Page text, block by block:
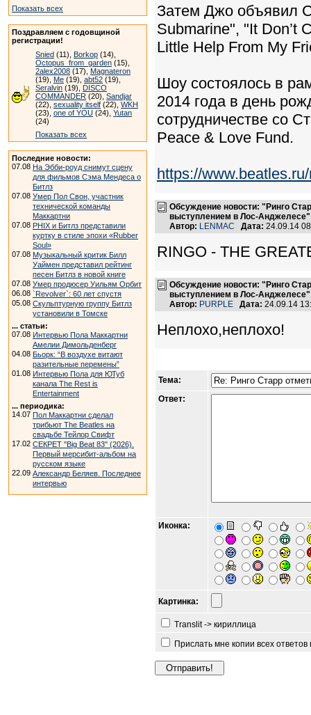
Показать всех
Поздравляем с годовщиной
регистрации!
Snied (11), Borkop (14),
Octopus_from_garden (15),
2alex2008 (17), Magnateron
(19), Me (19), abt52 (19),
Seralvin (19), DISCO
COMMANDER (20), Sandjar
(22), sexuality itself (22), WKH
(23), one of YOU (24), Yutan
(24)
Показать всех
Последние новости:
07.08 На Эбби-роуд снимут сцену
для фильмов Сэма Мендеса о
Битлз
07.08 Умер Пол Свон, участник
технической команды
Маккартни
07.08 PHIX и Битлз представили
куртку в стиле эпохи «Rubber
Soul»
07.08 Музыкальный критик Билл
Уаймен представил рейтинг
песен Битлз в новой книге
07.08 Умер продюсер Уильям Орбит
06.08 `Revolver`: 60 лет спустя
05.08 Скульптурную группу Битлз
установили в Томске
... статьи:
07.08 Интервью Пола Маккартни
Амелии Димольденберг
04.08 Бьорк: “В воздухе витают
разительные перемены”
01.08 Интервью Пола для ЮТуб
канала The Rest is
Entertainment
... периодика:
14.07 Пол Маккартни сделал
трибьют The Beatles на
свадьбе Тейлор Свифт
17.02 СЕКРЕТ "Big Beat 83" (2026).
Первый мерсибит-альбом на
русском языке
22.09 Александр Беляев. Последнее
интервью
Затем Джо объявил
Submarine", "It Don’t
Little Help From My
Шоу состоялось в
2014 года в день
сотрудничестве со
Peace & Love Fund.
https://
Обсуждение новости: "Ринго
выступлением в Лос-Анджелесе"
Автор: LENMAC Дата: 24.09.14
RINGO - THE
Обсуждение новости: "Ринго
выступлением в Лос-Анджелесе"
Автор: PURPLE Дата: 24.09.14
Неплохо,неплохо!
Тема:
Ответ:
Иконка:
Картинка:
Translit -> кириллица
Прислать мне копии всех